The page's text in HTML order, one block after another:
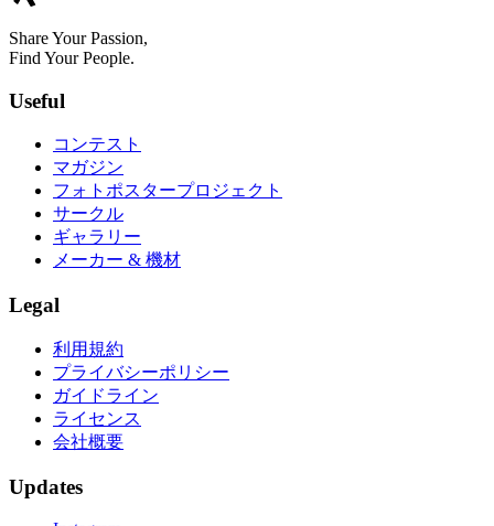
Share Your Passion,
Find Your People.
Useful
コンテスト
マガジン
フォトポスタープロジェクト
サークル
ギャラリー
メーカー & 機材
Legal
利用規約
プライバシーポリシー
ガイドライン
ライセンス
会社概要
Updates